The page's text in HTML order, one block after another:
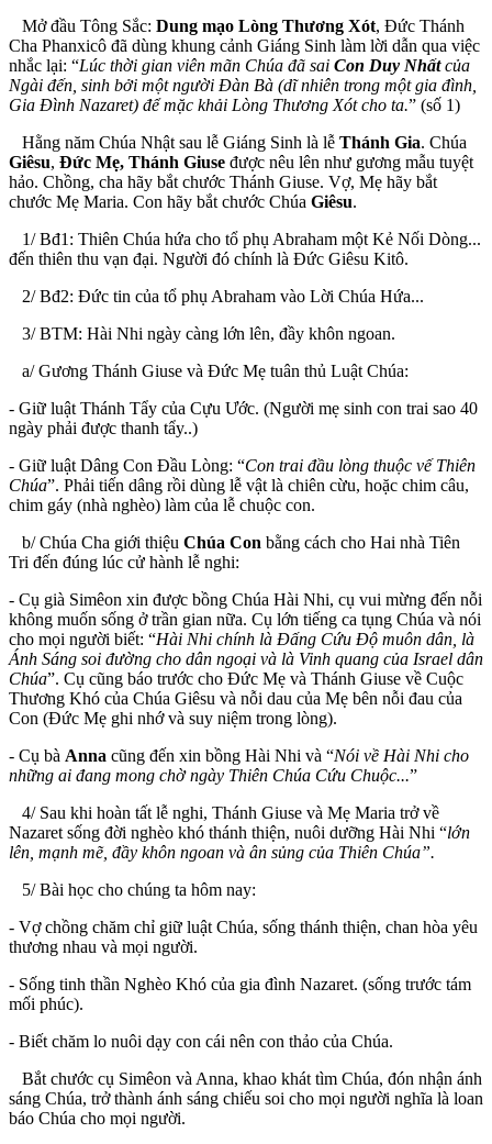
Mở đầu Tông Sắc: Dung mạo Lòng Thương Xót, Đức Thánh
Cha Phanxicô đã dùng khung cảnh Giáng Sinh làm lời dẫn qua việc
nhắc lại: “Lúc thời gian viên mãn Chúa đã sai Con Duy Nhấtcủa
Ngài đến, sinh bởi một người Đàn Bà (dĩ nhiên trong một gia đình,
Gia Đình Nazaret) để mặc khải Lòng Thương Xót cho ta.” (số 1)
Hằng năm Chúa Nhật sau lễ Giáng Sinh là lễ Thánh Gia. Chúa
Giêsu, Đức Mẹ, Thánh Giuse được nêu lên như gương mẫu tuyệt
hảo. Chồng, cha hãy bắt chước Thánh Giuse. Vợ, Mẹ hãy bắt
chước Mẹ Maria. Con hãy bắt chước Chúa Giêsu.
1/ Bđ1: Thiên Chúa hứa cho tổ phụ Abraham một Kẻ Nối Dòng...
đến thiên thu vạn đại. Người đó chính là Đức Giêsu Kitô.
2/ Bđ2: Đức tin của tổ phụ Abraham vào Lời Chúa Hứa...
3/ BTM: Hài Nhi ngày càng lớn lên, đầy khôn ngoan.
a/ Gương Thánh Giuse và Đức Mẹ tuân thủ Luật Chúa:
- Giữ luật Thánh Tẩy của Cựu Ước. (Người mẹ sinh con trai sao 40
ngày phải được thanh tẩy..)
- Giữ luật Dâng Con Đầu Lòng: “Con trai đầu lòng thuộc vế Thiên
Chúa”. Phải tiến dâng rồi dùng lễ vật là chiên cừu, hoặc chim câu,
chim gáy (nhà nghèo) làm của lễ chuộc con.
b/ Chúa Cha giới thiệu Chúa Con bằng cách cho Hai nhà Tiên
Tri đến đúng lúc cử hành lễ nghi:
- Cụ già Simêon xin được bồng Chúa Hài Nhi, cụ vui mừng đến nỗi
không muốn sống ở trần gian nữa. Cụ lớn tiếng ca tụng Chúa và nói
cho mọi người biết: “Hài Nhi chính là Đấng Cứu Độ muôn dân, là
Ánh Sáng soi đường cho dân ngoại và là Vinh quang của Israel dân
Chúa”. Cụ cũng báo trước cho Đức Mẹ và Thánh Giuse về Cuộc
Thương Khó của Chúa Giêsu và nỗi dau của Mẹ bên nỗi đau của
Con (Đức Mẹ ghi nhớ và suy niệm trong lòng).
- Cụ bà Anna cũng đến xin bồng Hài Nhi và “Nói về Hài Nhi cho
những ai đang mong chờ ngày Thiên Chúa Cứu Chuộc...”
4/ Sau khi hoàn tất lễ nghi, Thánh Giuse và Mẹ Maria trở về
Nazaret sống đời nghèo khó thánh thiện, nuôi dưỡng Hài Nhi “lớn
lên, mạnh mẽ, đầy khôn ngoan và ân sủng của Thiên Chúa”.
5/ Bài học cho chúng ta hôm nay:
- Vợ chồng chăm chỉ giữ luật Chúa, sống thánh thiện, chan hòa yêu
thương nhau và mọi người.
- Sống tinh thần Nghèo Khó của gia đình Nazaret. (sống trước tám
mối phúc).
- Biết chăm lo nuôi dạy con cái nên con thảo của Chúa.
Bắt chước cụ Simêon và Anna, khao khát tìm Chúa, đón nhận ánh
sáng Chúa, trở thành ánh sáng chiếu soi cho mọi người nghĩa là loan
báo Chúa cho mọi người.